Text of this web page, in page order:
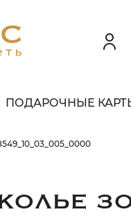
ПОДАРОЧНЫЕ